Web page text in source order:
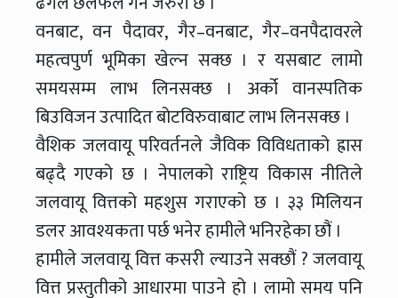
वनबाट, वन पैदावर, गैर–वनबाट, गैर–वनपैदावरले
महत्वपुर्ण भूमिका खेल्न सक्छ । र यसबाट लामो
समयसम्म लाभ लिनसक्छ । अर्को वानस्पतिक
बिउविजन उत्पादित बोटविरुवाबाट लाभ लिनसक्छ ।
वैशिक जलवायू परिवर्तनले जैविक विविधताको ह्रास
बढ्दै गएको छ । नेपालको राष्ट्रिय विकास नीतिले
जलवायू वित्तको महशुस गराएको छ । ३३ मिलियन
डलर आवश्यकता पर्छ भनेर हामीले भनिरहेका छौं ।
हामीले जलवायू वित्त कसरी ल्याउने सक्छौं ? जलवायू
वित्त प्रस्तुतीको आधारमा पाउने हो । लामो समय पनि